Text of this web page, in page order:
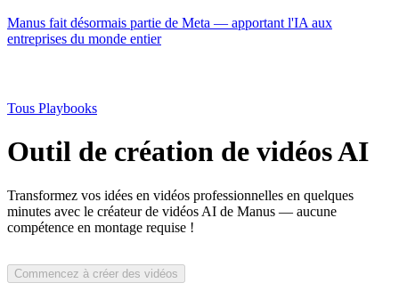
Manus fait désormais partie de Meta — apportant l'IA aux
entreprises du monde entier
Tous Playbooks
Outil de création de vidéos AI
Transformez vos idées en vidéos professionnelles en quelques
minutes avec le créateur de vidéos AI de Manus — aucune
compétence en montage requise !
Commencez à créer des vidéos